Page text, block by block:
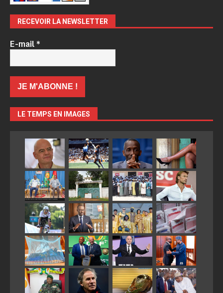
RECEVOIR LA NEWSLETTER
E-mail*
LE TEMPS EN IMAGES